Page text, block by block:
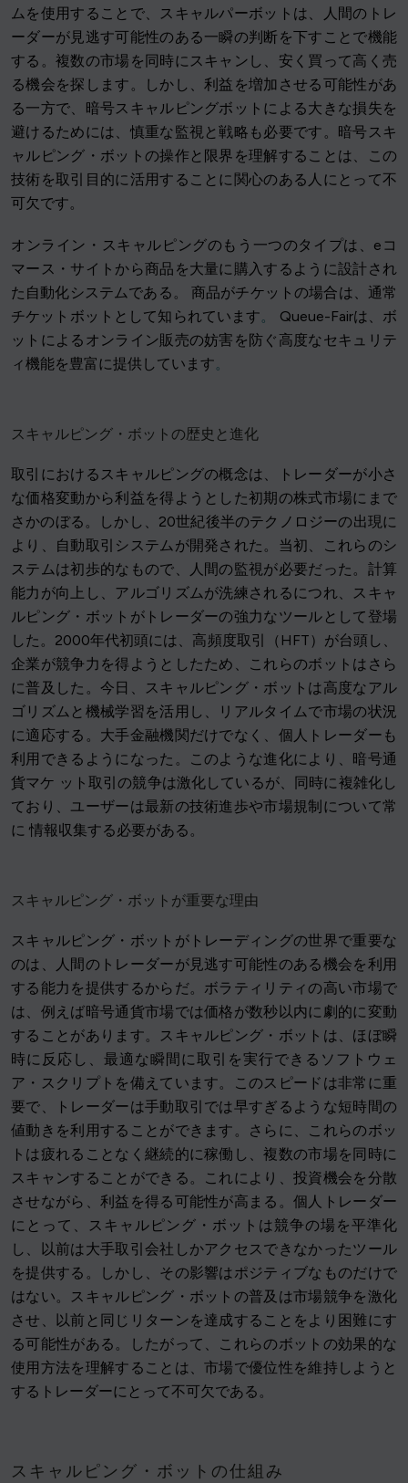
ムを使用することで、スキャルパーボットは、人間のトレ
ーダーが見逃す可能性のある一瞬の判断を下すことで機能
する。複数の市場を同時にスキャンし、安く買って高く売
る機会を探します。しかし、利益を増加させる可能性があ
る一方で、暗号スキャルピングボットによる大きな損失を
避けるためには、慎重な監視と戦略も必要です。暗号スキ
ャルピング・ボットの操作と限界を理解することは、この
技術を取引目的に活用することに関心のある人にとって不
可欠です。
オンライン・スキャルピングのもう一つのタイプは、eコ
マース・サイトから商品を大量に購入するように設計され
た自動化システムである。 商品がチケットの場合は、通常
チケットボットとして知られています。
Queue-Fairは、ボ
ットによるオンライン販売の妨害を防ぐ高度なセキュリテ
ィ機能を豊富に提供しています。
スキャルピング・ボットの歴史と進化
取引におけるスキャルピングの概念は、トレーダーが小さ
な価格変動から利益を得ようとした初期の株式市場にまで
さかのぼる。しかし、20世紀後半のテクノロジーの出現に
より、自動取引システムが開発された。当初、これらのシ
ステムは初歩的なもので、人間の監視が必要だった。計算
能力が向上し、アルゴリズムが洗練されるにつれ、スキャ
ルピング・ボットがトレーダーの強力なツールとして登場
した。2000年代初頭には、高頻度取引（HFT）が台頭し、
企業が競争力を得ようとしたため、これらのボットはさら
に普及した。今日、スキャルピング・ボットは高度なアル
ゴリズムと機械学習を活用し、リアルタイムで市場の状況
に適応する。大手金融機関だけでなく、個人トレーダーも
利用できるようになった。このような進化により、暗号通
貨マケ ット取引の競争は激化しているが、同時に複雑化し
ており、ユーザーは最新の技術進歩や市場規制について常
に 情報収集する必要がある。
スキャルピング・ボットが重要な理由
スキャルピング・ボットがトレーディングの世界で重要な
のは、人間のトレーダーが見逃す可能性のある機会を利用
する能力を提供するからだ。ボラティリティの高い市場で
は、例えば暗号通貨市場では価格が数秒以内に劇的に変動
することがあります。スキャルピング・ボットは、ほぼ瞬
時に反応し、最適な瞬間に取引を実行できるソフトウェ
ア・スクリプトを備えています。このスピードは非常に重
要で、トレーダーは手動取引では早すぎるような短時間の
値動きを利用することができます。さらに、これらのボッ
トは疲れることなく継続的に稼働し、複数の市場を同時に
スキャンすることができる。これにより、投資機会を分散
させながら、利益を得る可能性が高まる。個人トレーダー
にとって、スキャルピング・ボットは競争の場を平準化
し、以前は大手取引会社しかアクセスできなかったツール
を提供する。しかし、その影響はポジティブなものだけで
はない。スキャルピング・ボットの普及は市場競争を激化
させ、以前と同じリターンを達成することをより困難にす
る可能性がある。したがって、これらのボットの効果的な
使用方法を理解することは、市場で優位性を維持しようと
するトレーダーにとって不可欠である。
スキャルピング・ボットの仕組み